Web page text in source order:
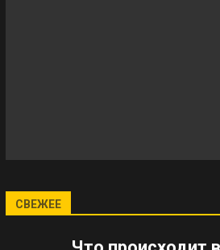
СВЕЖЕЕ